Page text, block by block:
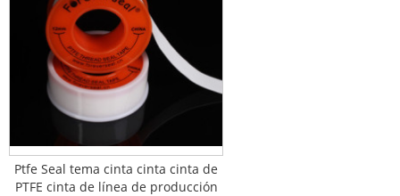
Ptfe Seal tema cinta cinta cinta de
PTFE cinta de línea de producción